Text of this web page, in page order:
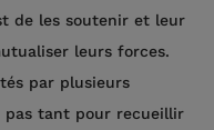
de les soutenir et leur
leurs forces.
par plusieurs
pas tant pour recueillir